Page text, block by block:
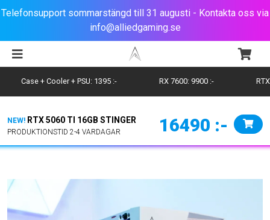
Telefonsupport sommarstängd till 31 augusti - Kontakta oss via
info@alliedgaming.se
Case + Cooler + PSU: 1395 :- RX 7600: 9900 :-
NEW! RTX 5060 TI 16GB STINGER
PRODUKTIONSTID 2-4 VARDAGAR 16490 :-